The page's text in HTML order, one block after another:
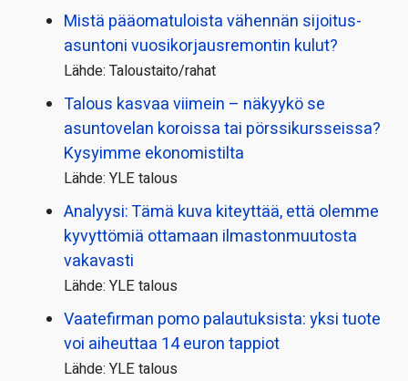
Mistä pääoma­tuloista vähennän sijoitus­
asuntoni vuosikorjaus­remontin kulut?
Lähde: Taloustaito/rahat
Talous kasvaa viimein – näkyykö se
asuntovelan koroissa tai pörssi­kursseissa?
Kysyimme ekonomistilta
Lähde: YLE talous
Analyysi: Tämä kuva kiteyttää, että olemme
kyvyttömiä ottamaan ilmaston­muutosta
vakavasti
Lähde: YLE talous
Vaatefirman pomo palautuksista: yksi tuote
voi aiheuttaa 14 euron tappiot
Lähde: YLE talous